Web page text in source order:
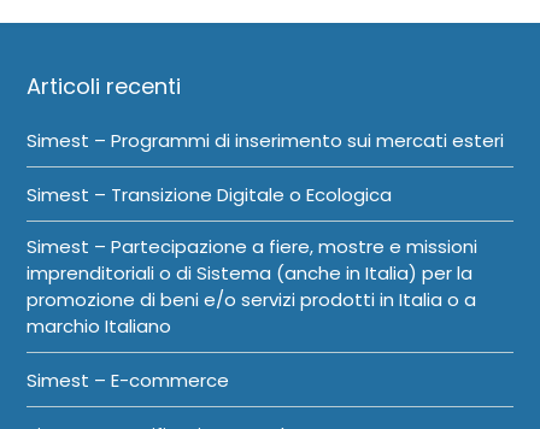
Articoli recenti
Simest – Programmi di inserimento sui mercati esteri
Simest – Transizione Digitale o Ecologica
Simest – Partecipazione a fiere, mostre e missioni
imprenditoriali o di Sistema (anche in Italia) per la
promozione di beni e/o servizi prodotti in Italia o a
marchio Italiano
Simest – E-commerce